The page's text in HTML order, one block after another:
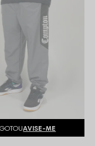
AVISE-ME